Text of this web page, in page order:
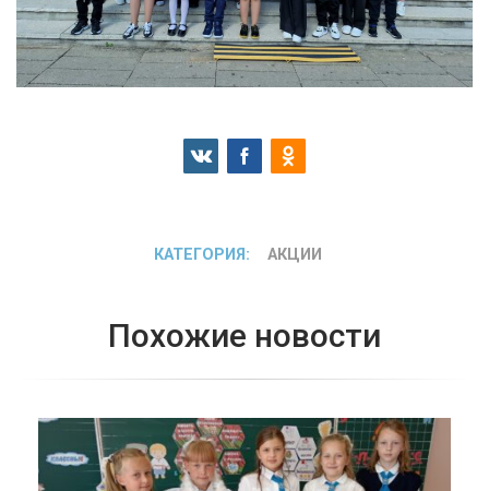
КАТЕГОРИЯ: АКЦИИ
Похожие новости